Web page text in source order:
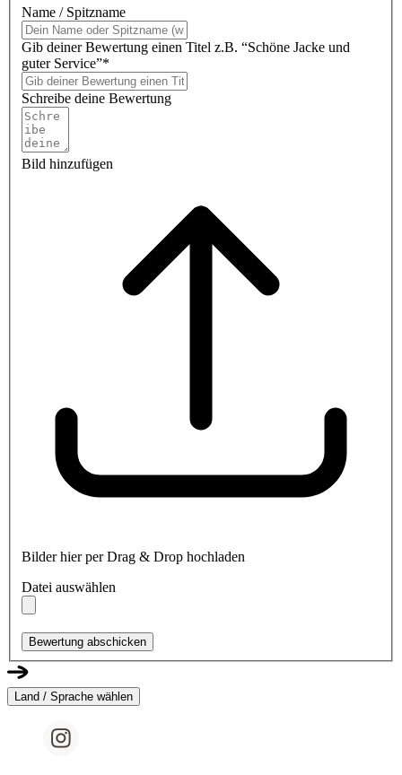
Name / Spitzname
Gib deiner Bewertung einen Titel z.B. “Schöne Jacke und
guter Service”*
Schreibe deine Bewertung
Bild hinzufügen
Bilder hier per Drag & Drop hochladen
Datei auswählen
Bewertung abschicken
Land / Sprache wählen